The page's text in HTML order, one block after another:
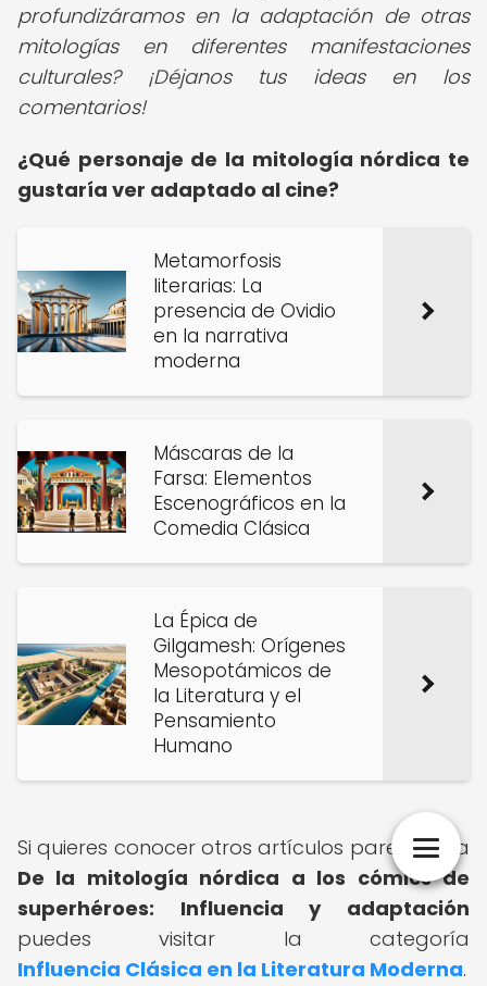
profundizáramos en la adaptación de otras
mitologías en diferentes manifestaciones
culturales? ¡Déjanos tus ideas en los
comentarios!
¿Qué personaje de la mitología nórdica te
gustaría ver adaptado al cine?
Metamorfosis
literarias: La
presencia de Ovidio
en la narrativa
moderna
Máscaras de la
Farsa: Elementos
Escenográficos en la
Comedia Clásica
La Épica de
Gilgamesh: Orígenes
Mesopotámicos de
la Literatura y el
Pensamiento
Humano
Si quieres conocer otros artículos parecidos a
De la mitología nórdica a los cómics de
superhéroes: Influencia y adaptación
puedes visitar la categoría
Influencia Clásica en la Literatura Moderna.